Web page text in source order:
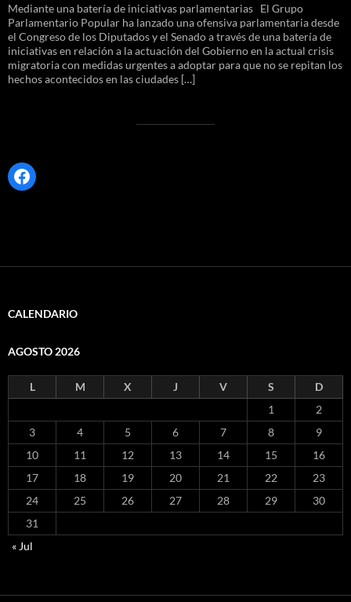
Mediante una batería de iniciativas parlamentarias El Grupo
Parlamentario Popular ha lanzado una ofensiva parlamentaria desde
el Congreso de los Diputados y el Senado a través de una batería de
iniciativas en relación a la actuación del Gobierno en la actual crisis
migratoria con medidas urgentes a adoptar para que no se repitan los
hechos acontecidos en las ciudades […]
Facebook
CALENDARIO
AGOSTO 2026
L M X J V S
D
1
2
3
4 5 6 7 8
9
10
11 12 13 14 15
16
17
18 19 20 21 22
23
24
25 26 27 28 29
30
31
« Jul